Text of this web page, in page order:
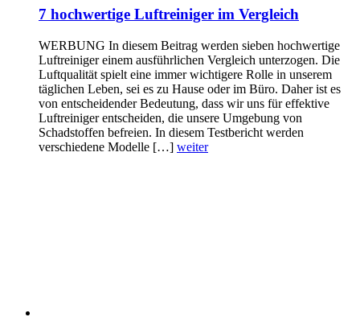
7 hochwertige Luftreiniger im Vergleich
WERBUNG In diesem Beitrag werden sieben hochwertige
Luftreiniger einem ausführlichen Vergleich unterzogen. Die
Luftqualität spielt eine immer wichtigere Rolle in unserem
täglichen Leben, sei es zu Hause oder im Büro. Daher ist es
von entscheidender Bedeutung, dass wir uns für effektive
Luftreiniger entscheiden, die unsere Umgebung von
Schadstoffen befreien. In diesem Testbericht werden
verschiedene Modelle […] weiter